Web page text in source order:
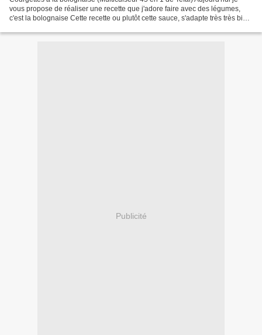
vous propose de réaliser une recette que j'adore faire avec des légumes,
c'est la bolognaise Cette recette ou plutôt cette sauce, s'adapte très très bien
Publicité